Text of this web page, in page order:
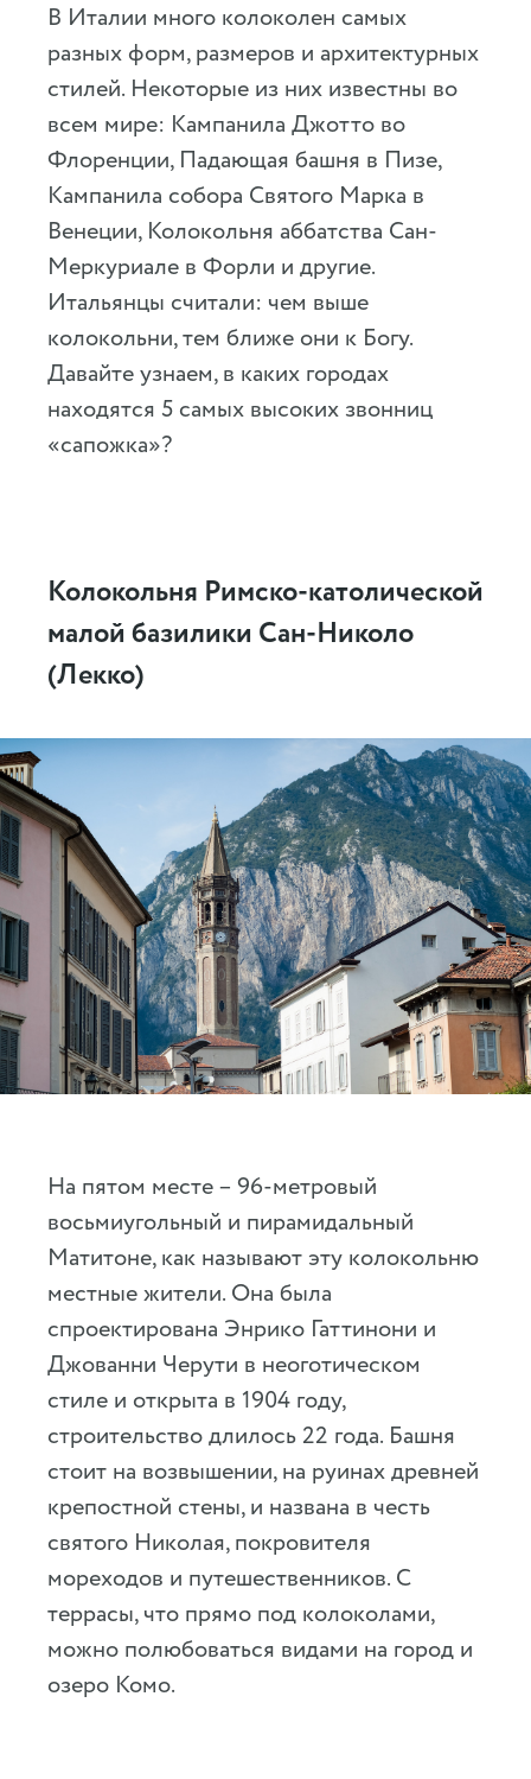
В Италии много колоколен самых
разных форм, размеров и архитектурных
стилей. Некоторые из них известны во
всем мире: Кампанила Джотто во
Флоренции, Падающая башня в Пизе,
Кампанила собора Святого Марка в
Венеции, Колокольня аббатства Сан-
Меркуриале в Форли и другие.
Итальянцы считали: чем выше
колокольни, тем ближе они к Богу.
Давайте узнаем, в каких городах
находятся 5 самых высоких звонниц
«сапожка»?
Колокольня Римско-католической
малой базилики Сан-Николо
(Лекко)
На пятом месте – 96-метровый
восьмиугольный и пирамидальный
Матитоне, как называют эту колокольню
местные жители. Она была
спроектирована Энрико Гаттинони и
Джованни Черути в неоготическом
стиле и открыта в 1904 году,
строительство длилось 22 года. Башня
стоит на возвышении, на руинах древней
крепостной стены, и названа в честь
святого Николая, покровителя
мореходов и путешественников. С
террасы, что прямо под колоколами,
можно полюбоваться видами на город и
озеро Комо.